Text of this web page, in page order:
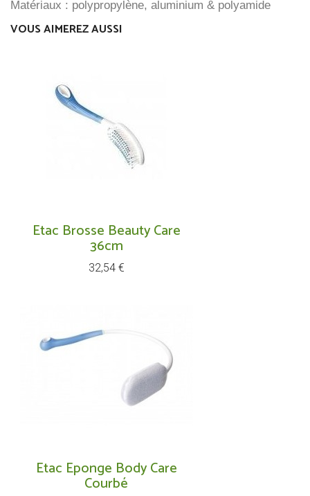
Matériaux : polypropylène, aluminium & polyamide
VOUS AIMEREZ AUSSI
Etac Brosse Beauty Care
36cm
Prix
32,54 €
Etac Eponge Body Care
Courbé